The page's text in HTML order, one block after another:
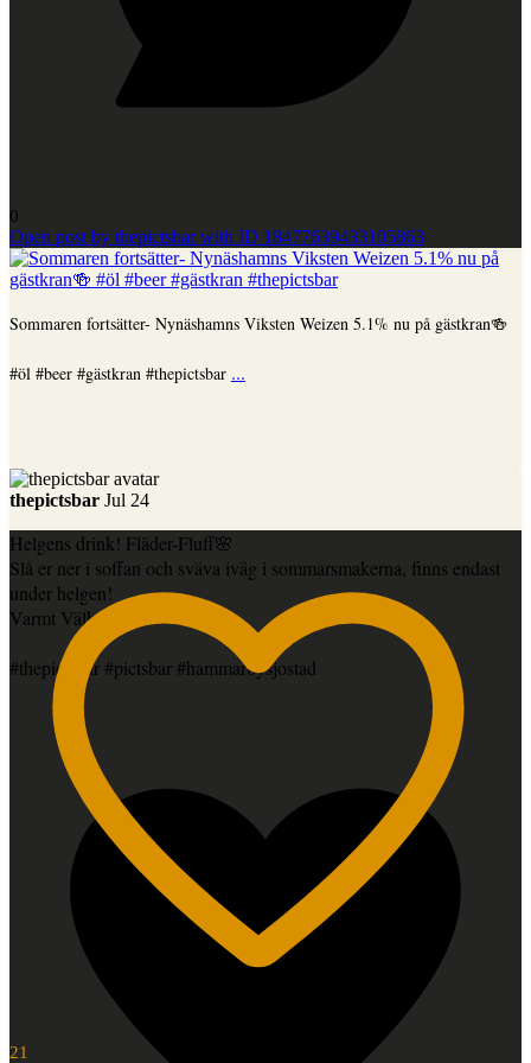
0
Open post by thepictsbar with ID 18477639433105863
Sommaren fortsätter- Nynäshamns Viksten Weizen 5.1% nu på gästkran🍻
#öl #beer #gästkran #thepictsbar ...
21
thepictsbar Jul 24
Helgens drink! Fläder-Fluff🌸
Slå er ner i soffan och sväva iväg i sommarsmakerna, finns endast
under helgen!
Varmt Välkomna
#thepictsbar #pictsbar #hammarbysjostad